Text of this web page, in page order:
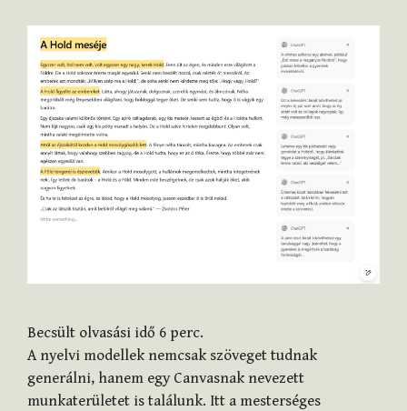
Becsült olvasási idő 6 perc.
A nyelvi modellek nemcsak szöveget tudnak
generálni, hanem egy Canvasnak nevezett
munkaterületet is találunk. Itt a mesterséges